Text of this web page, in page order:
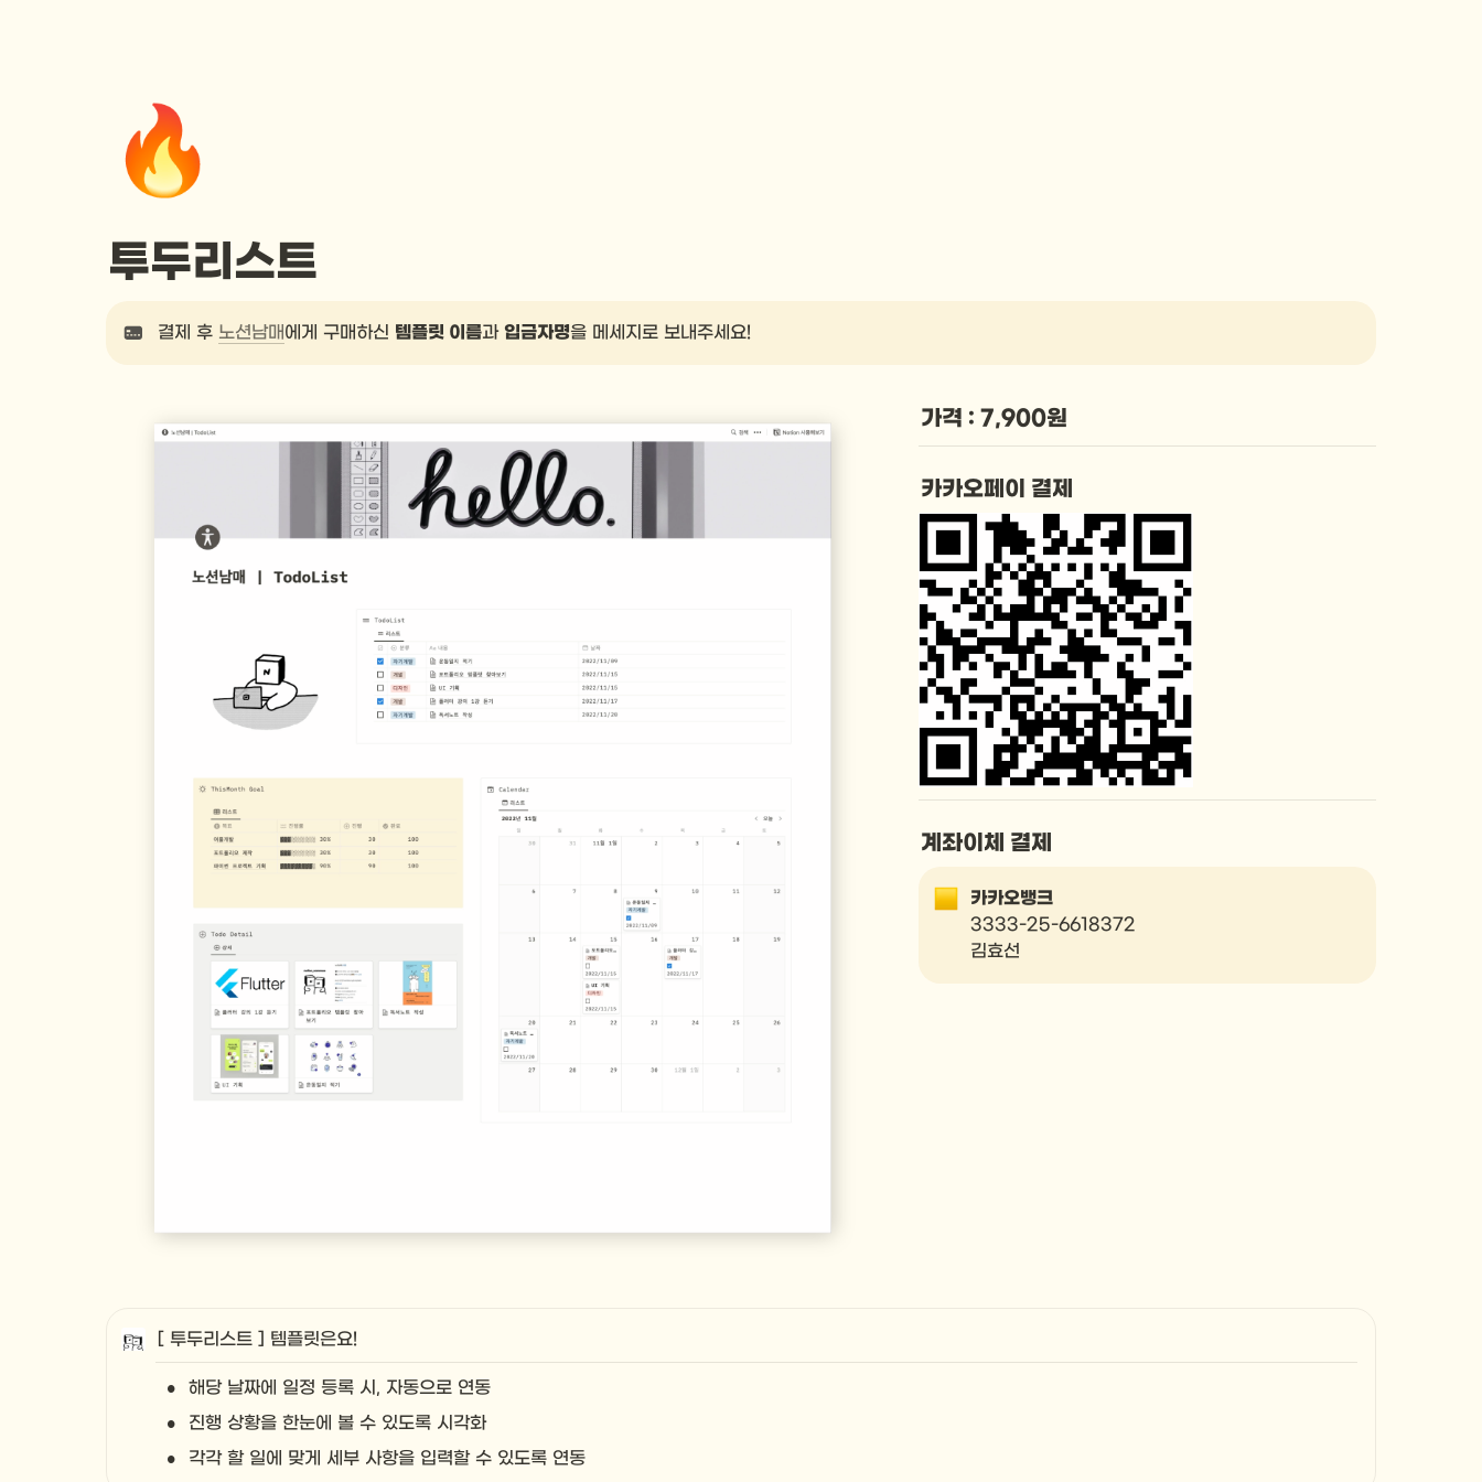
🔥
투두리스트
결제 후 노션남매에게 구매하신 템플릿 이름과 입금자명을 메세지로 보내주세요!
가격 : 7,900원
카카오페이 결제
계좌이체 결제
카카오뱅크
3333-25-6618372
김효선
[ 투두리스트 ] 템플릿은요!
• 해당 날짜에 일정 등록 시, 자동으로 연동
• 진행 상황을 한눈에 볼 수 있도록 시각화
• 각각 할 일에 맞게 세부 사항을 입력할 수 있도록 연동